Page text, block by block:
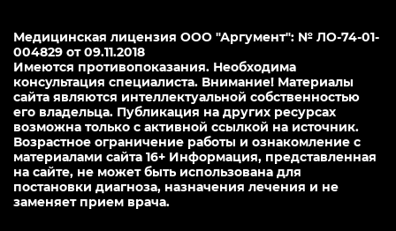
Медицинская лицензия ООО "Аргумент": № ЛО-74-01-
004829 от 09.11.2018
Имеются противопоказания. Необходима
консультация специалиста. Внимание! Материалы
сайта являются интеллектуальной собственностью
его владельца. Публикация на других ресурсах
возможна только с активной ссылкой на источник.
Возрастное ограничение работы и ознакомление с
материалами сайта 16+ Информация, представленная
на сайте, не может быть использована для
постановки диагноза, назначения лечения и не
заменяет прием врача.